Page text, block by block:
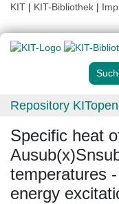
KIT | KIT-Bibliothek |
Repository KITopen
Specific heat
temperatures
energy